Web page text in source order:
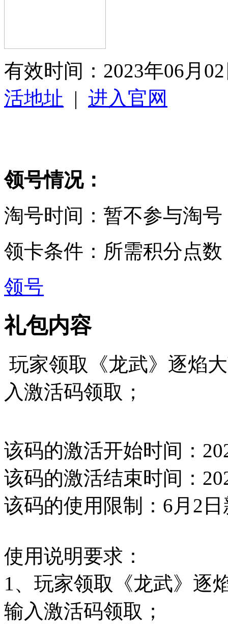
有效时间： 2023年06
活地址 | 进入官网
领号情况：
淘号时间：暂不参与淘号
领卡条件：所需积分点
领号
礼包内容
玩家领取《龙武》逐焰
入激活码领取；
该码的激活开始时间：
该码的激活结束时间：
该码的使用限制：6月2
使用说明要求：
1、玩家领取《龙武》逐
输入激活码领取；